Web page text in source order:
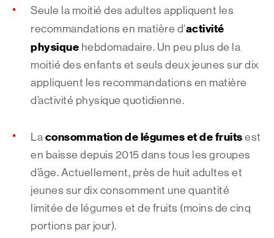
Seule la moitié des adultes appliquent les
recommandations en matière d’activité
physique hebdomadaire. Un peu plus de la
moitié des enfants et seuls deux jeunes sur dix
appliquent les recommandations en matière
d’activité physique quotidienne.
La consommation de légumes et de fruits est
en baisse depuis 2015 dans tous les groupes
d’âge. Actuellement, près de huit adultes et
jeunes sur dix consomment une quantité
limitée de légumes et de fruits (moins de cinq
portions par jour).